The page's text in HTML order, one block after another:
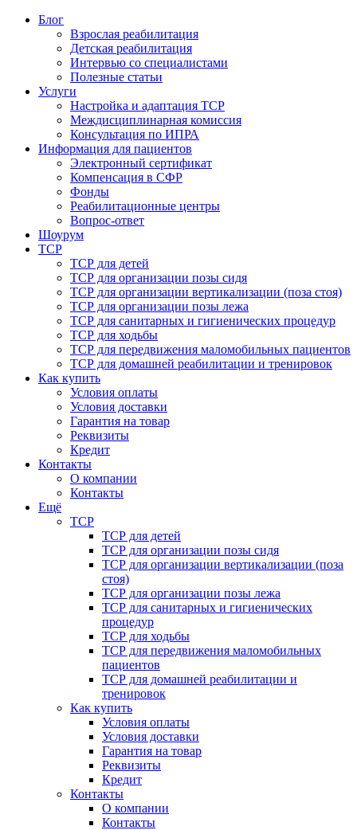
Блог
Взрослая реабилитация
Детская реабилитация
Интервью со специалистами
Полезные статьи
Услуги
Настройка и адаптация ТСР
Междисциплинарная комиссия
Консультация по ИПРА
Информация для пациентов
Электронный сертификат
Компенсация в СФР
Фонды
Реабилитационные центры
Вопрос-ответ
Шоурум
ТСР
ТСР для детей
ТСР для организации позы сидя
ТСР для организации вертикализации (поза стоя)
ТСР для организации позы лежа
ТСР для санитарных и гигиенических процедур
ТСР для ходьбы
ТСР для передвижения маломобильных пациентов
ТСР для домашней реабилитации и тренировок
Как купить
Условия оплаты
Условия доставки
Гарантия на товар
Реквизиты
Кредит
Контакты
О компании
Контакты
Ещё
ТСР
ТСР для детей
ТСР для организации позы сидя
ТСР для организации вертикализации (поза
стоя)
ТСР для организации позы лежа
ТСР для санитарных и гигиенических
процедур
ТСР для ходьбы
ТСР для передвижения маломобильных
пациентов
ТСР для домашней реабилитации и
тренировок
Как купить
Условия оплаты
Условия доставки
Гарантия на товар
Реквизиты
Кредит
Контакты
О компании
Контакты